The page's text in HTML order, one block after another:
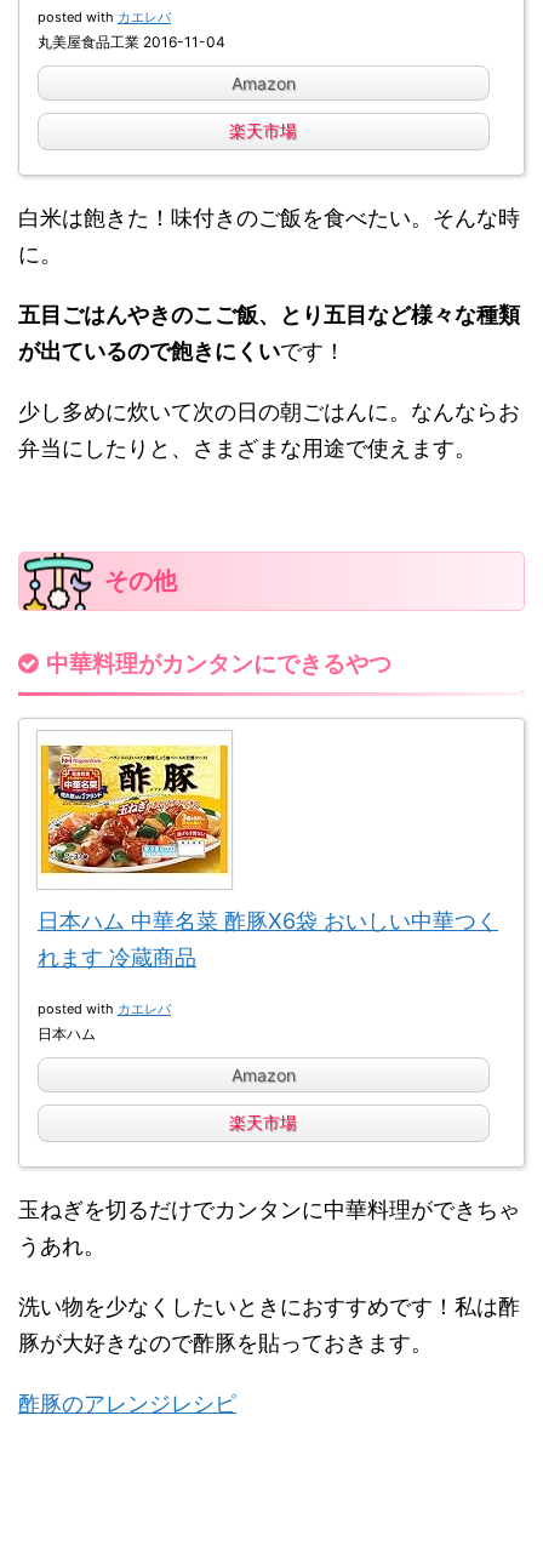
posted with カエレバ
丸美屋食品工業 2016-11-04
Amazon
楽天市場
白米は飽きた！味付きのご飯を食べたい。そんな時
に。
五目ごはんやきのこご飯、とり五目など様々な種類
が出ているので飽きにくいです！
少し多めに炊いて次の日の朝ごはんに。なんならお
弁当にしたりと、 さまざまな用途で使えます。
その他
中華料理がカンタンにできるやつ
日本ハム 中華名菜 酢豚X6袋 おいしい中華つく
れます 冷蔵商品
posted with カエレバ
日本ハム
Amazon
楽天市場
玉ねぎを切るだけでカンタンに中華料理ができちゃ
うあれ。
洗い物を少なくしたいときにおすすめです！私は酢
豚が大好きなので酢豚を貼っておきます。
酢豚のアレンジレシピ